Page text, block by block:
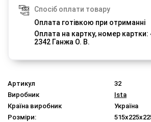
Спосіб оплати товару
Оплата готівкою при отриманні
Оплата на картку, номер картки:
2342 Ганжа О. В.
Артикул
32
Виробник
Ista
Країна виробник
Україна
Розміри: